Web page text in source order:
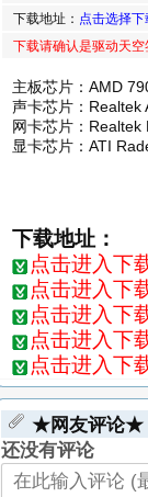
下载地址： 点击选择
下载请确认是驱动天
主板芯片：AMD
声卡芯片：Realtek
网卡芯片：Realtek
显卡芯片：ATI
下载地址：
点击进入下
点击进入下
点击进入下
点击进入下
点击进入下
★网友评论★
还没有评论